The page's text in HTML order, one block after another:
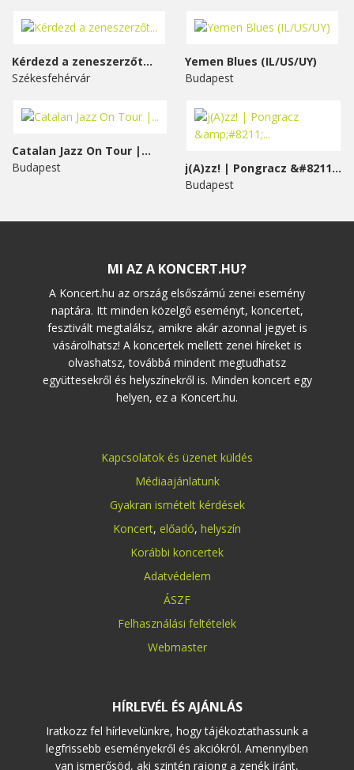
Kérdezd a zeneszerzőt...
Székesfehérvár
Yemen Blues (IL/US/UY)
Budapest
Catalan Jazz On Tour |...
Budapest
j(A)zz! | Pongracz &#8211;...
Budapest
MI AZ A KONCERT.HU?
A Koncert.hu az ország elsőszámú zenei esemény
naptára. Itt minden közelgő eseményt, koncertet,
fesztivált megtalálsz, amikre akár azonnal jegyet is
vásárolhatsz! A koncertek mellett zenei híreket is
olvashatsz, továbbá mindent megtudhatsz
együttesekről és helyszínekről is. Minden koncert egy
helyen, ez a Koncert.hu.
Kapcsolatok és üzenet küldés
Médiaajánlatunk
Gyakran ismételt kérdések
Koncert, előadó, helyszín
Korábbi koncertek
Adatvédelem
ÁSZF
Felhasználási feltételek
Webmaster
HÍRLEVÉL ÉS AJÁNLÁS
Iratkozz fel hírlevelünkre, hogy tájékoztathassunk a
legfrissebb eseményekről és akciókról. Amennyiben
van ismerősöd, aki szintén rajong a zenék iránt,